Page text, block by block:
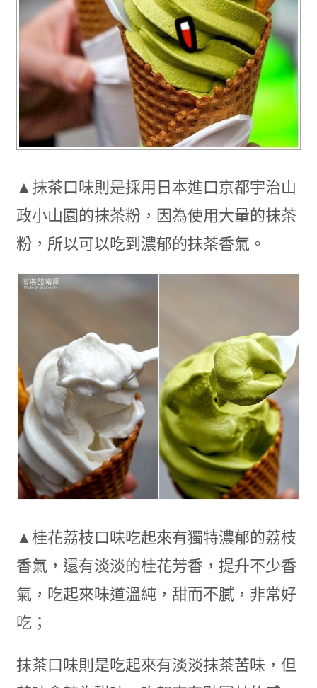
▲抹茶口味則是採用日本進口京都宇治山
政小山園的抹茶粉，因為使用大量的抹茶
粉，所以可以吃到濃郁的抹茶香氣。
▲桂花荔枝口味吃起來有獨特濃郁的荔枝
香氣，還有淡淡的桂花芳香，提升不少香
氣，吃起來味道溫純，甜而不膩，非常好
吃；
抹茶口味則是吃起來有淡淡抹茶苦味，但